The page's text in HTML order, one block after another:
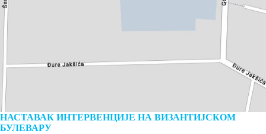
НАСТАВАК ИНТЕРВЕНЦИЈЕ НА ВИЗАНТИЈСКОМ
БУЛЕВАРУ